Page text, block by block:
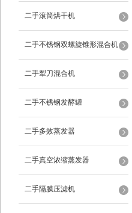
二手滚筒烘干机
二手不锈钢双螺旋锥形混合机
二手犁刀混合机
二手不锈钢发酵罐
二手多效蒸发器
二手真空浓缩蒸发器
二手隔膜压滤机